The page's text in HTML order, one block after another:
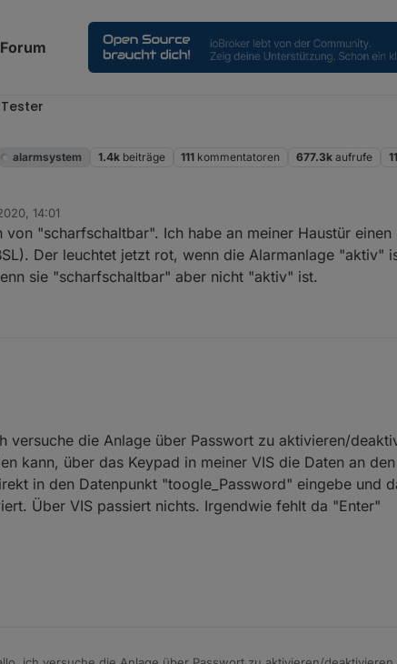
Tester
alarmsystem 1.4k beiträge 111 kommentatoren 677.3k aufrufe
14:01
von "scharfschaltbar". Ich habe an meiner Haustür einen
Der leuchtet jetzt rot, wenn die Alarmanlage "aktiv"
sie "scharfschaltbar" aber nicht "aktiv" ist.
versuche die Anlage über Passwort zu aktivieren/
kann, über das Keypad in meiner VIS die Daten an
in den Datenpunkt "toogle_Password" eingebe und
Über VIS passiert nichts. Irgendwie fehlt da "Enter"